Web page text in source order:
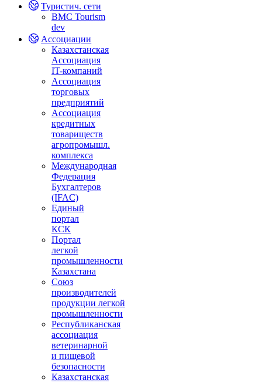
Туристич. сети
BMC Tourism
dev
Ассоциации
Казахстанская
Ассоциация
IT-компаний
Ассоциация
торговых
предприятий
Ассоциация
кредитных
товариществ
агропромышл.
комплекса
Международная
Федерация
Бухгалтеров
(IFAC)
Единый
портал
КСК
Портал
легкой
промышленности
Казахстана
Союз
производителей
продукции легкой
промышленности
Республиканская
ассоциация
ветеринарной
и пищевой
безопасности
Казахстанская